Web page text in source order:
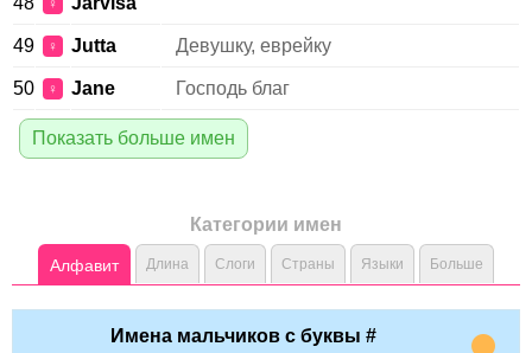
♀
49 ♀ Jutta Девушку, еврейку
50 ♀ Jane Господь благ
Показать больше имен
Категории имен
Алфавит Длина Слоги Страны Языки Больше
Имена мальчиков с буквы #